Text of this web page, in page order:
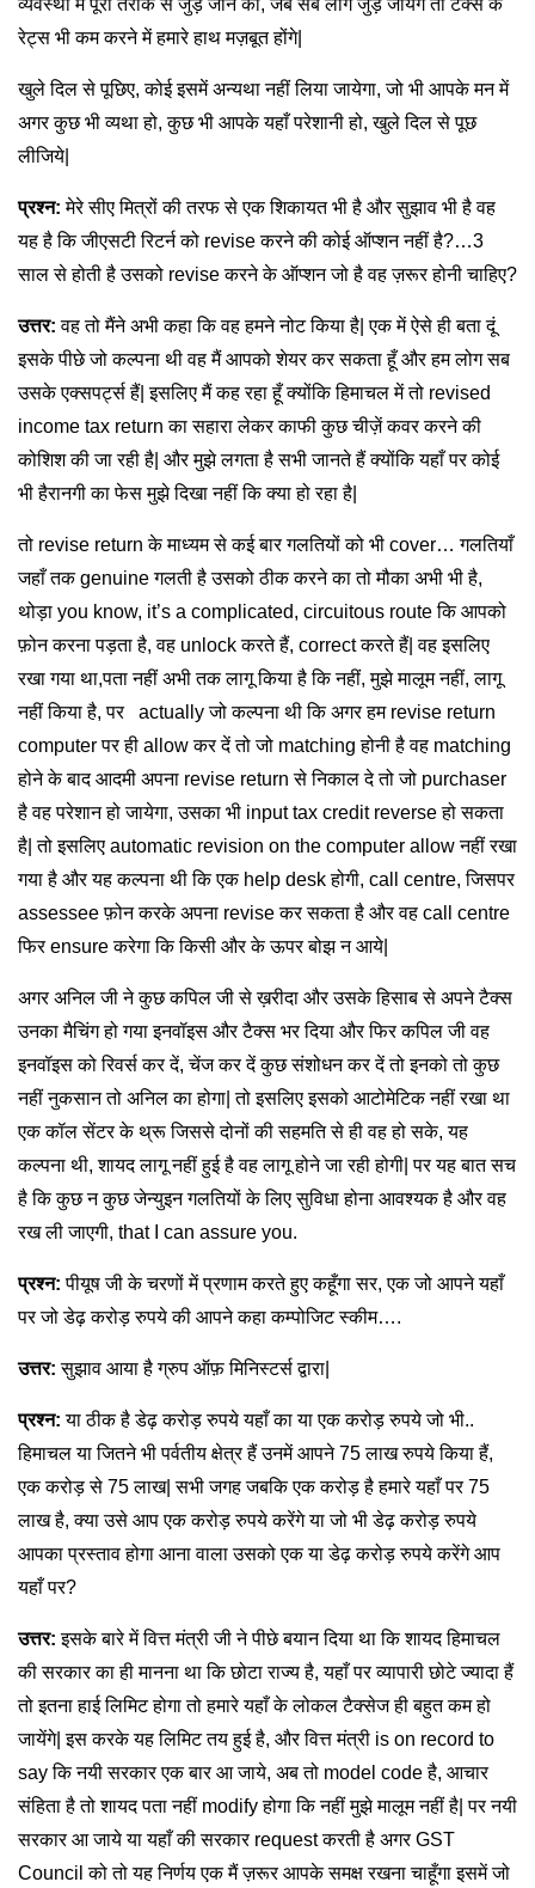
व्यवस्था में पूरी तरीके से जुड़ जाने का, जब सब लोग जुड़ जायेंगे तो टैक्स के
रेट्स भी कम करने में हमारे हाथ मज़बूत होंगे|
खुले दिल से पूछिए, कोई इसमें अन्यथा नहीं लिया जायेगा, जो भी आपके मन में
अगर कुछ भी व्यथा हो, कुछ भी आपके यहाँ परेशानी हो, खुले दिल से पूछ
लीजिये|
प्रश्न: मेरे सीए मित्रों की तरफ से एक शिकायत भी है और सुझाव भी है वह
यह है कि जीएसटी रिटर्न को revise करने की कोई ऑप्शन नहीं है?…3
साल से होती है उसको revise करने के ऑप्शन जो है वह ज़रूर होनी चाहिए?
उत्तर: वह तो मैंने अभी कहा कि वह हमने नोट किया है| एक में ऐसे ही बता दूं
इसके पीछे जो कल्पना थी वह मैं आपको शेयर कर सकता हूँ और हम लोग सब
उसके एक्सपर्ट्स हैं| इसलिए मैं कह रहा हूँ क्योंकि हिमाचल में तो revised
income tax return का सहारा लेकर काफी कुछ चीज़ें कवर करने की
कोशिश की जा रही है| और मुझे लगता है सभी जानते हैं क्योंकि यहाँ पर कोई
भी हैरानगी का फेस मुझे दिखा नहीं कि क्या हो रहा है|
तो revise return के माध्यम से कई बार गलतियों को भी cover… गलतियाँ
जहाँ तक genuine गलती है उसको ठीक करने का तो मौका अभी भी है,
थोड़ा you know, it’s a complicated, circuitous route कि आपको
फ़ोन करना पड़ता है, वह unlock करते हैं, correct करते हैं| वह इसलिए
रखा गया था,पता नहीं अभी तक लागू किया है कि नहीं, मुझे मालूम नहीं, लागू
नहीं किया है, पर actually जो कल्पना थी कि अगर हम revise return
computer पर ही allow कर दें तो जो matching होनी है वह matching
होने के बाद आदमी अपना revise return से निकाल दे तो जो purchaser
है वह परेशान हो जायेगा, उसका भी input tax credit reverse हो सकता
है| तो इसलिए automatic revision on the computer allow नहीं रखा
गया है और यह कल्पना थी कि एक help desk होगी, call centre, जिसपर
assessee फ़ोन करके अपना revise कर सकता है और वह call centre
फिर ensure करेगा कि किसी और के ऊपर बोझ न आये|
अगर अनिल जी ने कुछ कपिल जी से ख़रीदा और उसके हिसाब से अपने टैक्स
उनका मैचिंग हो गया इनवॉइस और टैक्स भर दिया और फिर कपिल जी वह
इनवॉइस को रिवर्स कर दें, चेंज कर दें कुछ संशोधन कर दें तो इनको तो कुछ
नहीं नुकसान तो अनिल का होगा| तो इसलिए इसको आटोमेटिक नहीं रखा था
एक कॉल सेंटर के थ्रू जिससे दोनों की सहमति से ही वह हो सके, यह
कल्पना थी, शायद लागू नहीं हुई है वह लागू होने जा रही होगी| पर यह बात सच
है कि कुछ न कुछ जेन्युइन गलतियों के लिए सुविधा होना आवश्यक है और वह
रख ली जाएगी, that I can assure you.
प्रश्न: पीयूष जी के चरणों में प्रणाम करते हुए कहूँगा सर, एक जो आपने यहाँ
पर जो डेढ़ करोड़ रुपये की आपने कहा कम्पोजिट स्कीम….
उत्तर: सुझाव आया है ग्रुप ऑफ़ मिनिस्टर्स द्वारा|
प्रश्न: या ठीक है डेढ़ करोड़ रुपये यहाँ का या एक करोड़ रुपये जो भी..
हिमाचल या जितने भी पर्वतीय क्षेत्र हैं उनमें आपने 75 लाख रुपये किया हैं,
एक करोड़ से 75 लाख| सभी जगह जबकि एक करोड़ है हमारे यहाँ पर 75
लाख है, क्या उसे आप एक करोड़ रुपये करेंगे या जो भी डेढ़ करोड़ रुपये
आपका प्रस्ताव होगा आना वाला उसको एक या डेढ़ करोड़ रुपये करेंगे आप
यहाँ पर?
उत्तर: इसके बारे में वित्त मंत्री जी ने पीछे बयान दिया था कि शायद हिमाचल
की सरकार का ही मानना था कि छोटा राज्य है, यहाँ पर व्यापारी छोटे ज्यादा हैं
तो इतना हाई लिमिट होगा तो हमारे यहाँ के लोकल टैक्सेज ही बहुत कम हो
जायेंगे| इस करके यह लिमिट तय हुई है, और वित्त मंत्री is on record to
say कि नयी सरकार एक बार आ जाये, अब तो model code है, आचार
संहिता है तो शायद पता नहीं modify होगा कि नहीं मुझे मालूम नहीं है| पर नयी
सरकार आ जाये या यहाँ की सरकार request करती है अगर GST
Council को तो यह निर्णय एक मैं ज़रूर आपके समक्ष रखना चाहूँगा इसमें जो